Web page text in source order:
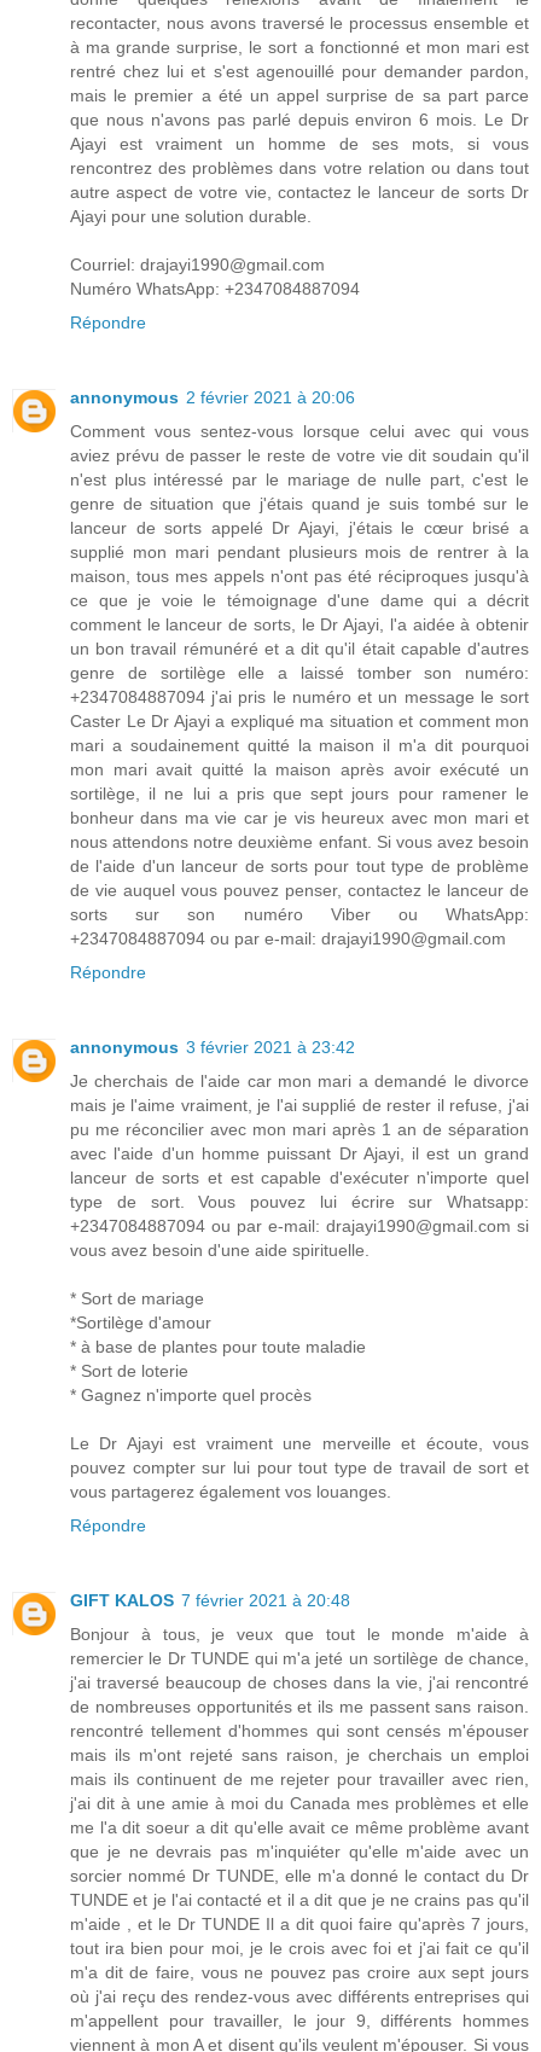
recontacter, nous avons traversé le processus ensemble et
à ma grande surprise, le sort a fonctionné et mon mari est
rentré chez lui et s'est agenouillé pour demander pardon,
mais le premier a été un appel surprise de sa part parce
que nous n'avons pas parlé depuis environ 6 mois. Le Dr
Ajayi est vraiment un homme de ses mots, si vous
rencontrez des problèmes dans votre relation ou dans tout
autre aspect de votre vie, contactez le lanceur de sorts Dr
Ajayi pour une solution durable.
Courriel: drajayi1990@gmail.com
Numéro WhatsApp: +2347084887094
Répondre
annonymous 2 février 2021 à 20:06
Comment vous sentez-vous lorsque celui avec qui vous
aviez prévu de passer le reste de votre vie dit soudain qu'il
n'est plus intéressé par le mariage de nulle part, c'est le
genre de situation que j'étais quand je suis tombé sur le
lanceur de sorts appelé Dr Ajayi, j'étais le cœur brisé a
supplié mon mari pendant plusieurs mois de rentrer à la
maison, tous mes appels n'ont pas été réciproques jusqu'à
ce que je voie le témoignage d'une dame qui a décrit
comment le lanceur de sorts, le Dr Ajayi, l'a aidée à obtenir
un bon travail rémunéré et a dit qu'il était capable d'autres
genre de sortilège elle a laissé tomber son numéro:
+2347084887094 j'ai pris le numéro et un message le sort
Caster Le Dr Ajayi a expliqué ma situation et comment mon
mari a soudainement quitté la maison il m'a dit pourquoi
mon mari avait quitté la maison après avoir exécuté un
sortilège, il ne lui a pris que sept jours pour ramener le
bonheur dans ma vie car je vis heureux avec mon mari et
nous attendons notre deuxième enfant. Si vous avez besoin
de l'aide d'un lanceur de sorts pour tout type de problème
de vie auquel vous pouvez penser, contactez le lanceur de
sorts sur son numéro Viber ou WhatsApp:
+2347084887094 ou par e-mail: drajayi1990@gmail.com
Répondre
annonymous 3 février 2021 à 23:42
Je cherchais de l'aide car mon mari a demandé le divorce
mais je l'aime vraiment, je l'ai supplié de rester il refuse, j'ai
pu me réconcilier avec mon mari après 1 an de séparation
avec l'aide d'un homme puissant Dr Ajayi, il est un grand
lanceur de sorts et est capable d'exécuter n'importe quel
type de sort. Vous pouvez lui écrire sur Whatsapp:
+2347084887094 ou par e-mail: drajayi1990@gmail.com si
vous avez besoin d'une aide spirituelle.
* Sort de mariage
*Sortilège d'amour
* à base de plantes pour toute maladie
* Sort de loterie
* Gagnez n'importe quel procès
Le Dr Ajayi est vraiment une merveille et écoute, vous
pouvez compter sur lui pour tout type de travail de sort et
vous partagerez également vos louanges.
Répondre
GIFT KALOS 7 février 2021 à 20:48
Bonjour à tous, je veux que tout le monde m'aide à
remercier le Dr TUNDE qui m'a jeté un sortilège de chance,
j'ai traversé beaucoup de choses dans la vie, j'ai rencontré
de nombreuses opportunités et ils me passent sans raison.
rencontré tellement d'hommes qui sont censés m'épouser
mais ils m'ont rejeté sans raison, je cherchais un emploi
mais ils continuent de me rejeter pour travailler avec rien,
j'ai dit à une amie à moi du Canada mes problèmes et elle
me l'a dit soeur a dit qu'elle avait ce même problème avant
que je ne devrais pas m'inquiéter qu'elle m'aide avec un
sorcier nommé Dr TUNDE, elle m'a donné le contact du Dr
TUNDE et je l'ai contacté et il a dit que je ne crains pas qu'il
m'aide , et le Dr TUNDE Il a dit quoi faire qu'après 7 jours,
tout ira bien pour moi, je le crois avec foi et j'ai fait ce qu'il
m'a dit de faire, vous ne pouvez pas croire aux sept jours
où j'ai reçu des rendez-vous avec différents entreprises qui
m'appellent pour travailler, le jour 9, différents hommes
viennent à mon A et disent qu'ils veulent m'épouser. Si vous